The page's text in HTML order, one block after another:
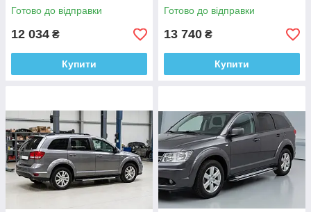
Готово до відправки
12 034 ₴
Купити
Готово до відправки
13 740 ₴
Купити